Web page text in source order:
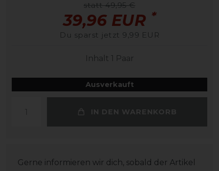
statt 49,95 €
39,96 EUR *
Du sparst jetzt 9,99 EUR
Inhalt 1 Paar
Ausverkauft
IN DEN WARENKORB
Gerne informieren wir dich, sobald der Artikel